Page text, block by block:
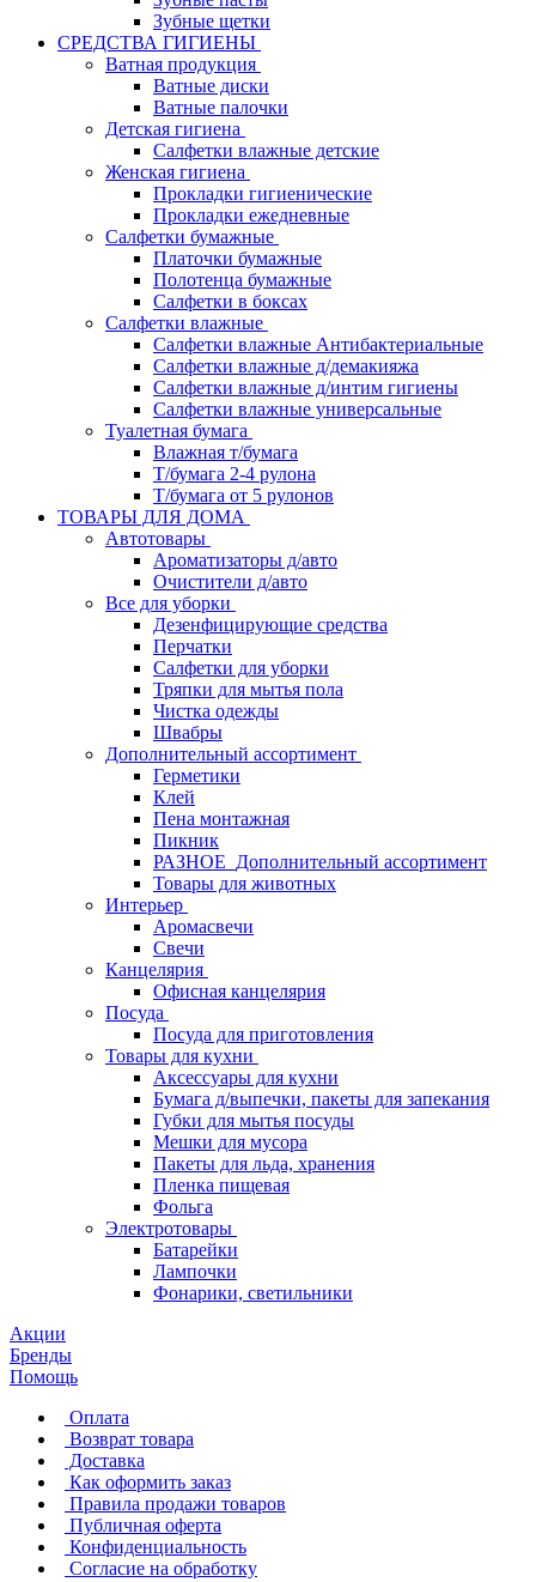
Зубные щетки
СРЕДСТВА ГИГИЕНЫ
Ватная продукция
Ватные диски
Ватные палочки
Детская гигиена
Салфетки влажные детские
Женская гигиена
Прокладки гигиенические
Прокладки ежедневные
Салфетки бумажные
Платочки бумажные
Полотенца бумажные
Салфетки в боксах
Салфетки влажные
Салфетки влажные Антибактериальные
Салфетки влажные д/демакияжа
Салфетки влажные д/интим гигиены
Салфетки влажные универсальные
Туалетная бумага
Влажная т/бумага
Т/бумага 2-4 рулона
Т/бумага от 5 рулонов
ТОВАРЫ ДЛЯ ДОМА
Автотовары
Ароматизаторы д/авто
Очистители д/авто
Все для уборки
Дезенфицирующие средства
Перчатки
Салфетки для уборки
Тряпки для мытья пола
Чистка одежды
Швабры
Дополнительный ассортимент
Герметики
Клей
Пена монтажная
Пикник
РАЗНОЕ_Дополнительный ассортимент
Товары для животных
Интерьер
Аромасвечи
Свечи
Канцелярия
Офисная канцелярия
Посуда
Посуда для приготовления
Товары для кухни
Аксессуары для кухни
Бумага д/выпечки, пакеты для запекания
Губки для мытья посуды
Мешки для мусора
Пакеты для льда, хранения
Пленка пищевая
Фольга
Электротовары
Батарейки
Лампочки
Фонарики, светильники
Акции
Бренды
Помощь
Оплата
Возврат товара
Доставка
Как оформить заказ
Правила продажи товаров
Публичная оферта
Конфиденциальность
Согласие на обработку